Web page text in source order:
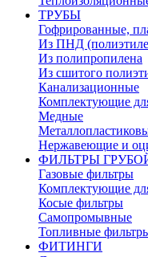
ТРУБЫ
Гофрированные,
Из ПНД
Из полипропилена
Из сшитого
Канализационные
Комплектующие
Медные
Нержавеющие и
ФИЛЬТРЫ
Газовые фильтры
Комплектующие
Косые фильтры
Самопромывные
Топливные
ФИТИНГИ